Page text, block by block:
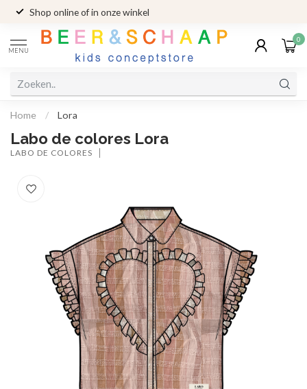
Shop online of in onze winkel
MENU
0
Home / Lora
Labo de colores Lora
LABO DE COLORES